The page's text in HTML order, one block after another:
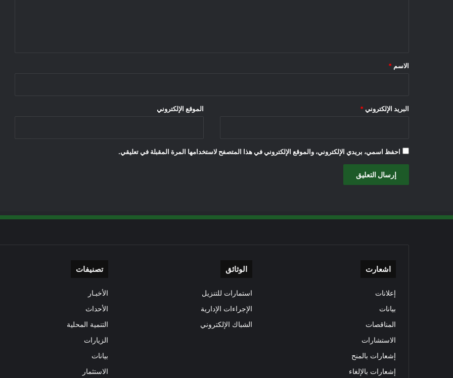
*
الاسم *
البريد الإلكتروني * الموقع الإلكتروني
احفظ اسمي، بريدي الإلكتروني، والموقع الإلكتروني في هذا المتصفح لاستخدامها المرة المقبلة في تعليقي.
اشعارت
إعلانات
بيانات
المناقصات
الاستشارات
إشعارات بالمنح
إشعارات بالإلغاء
الوثائق
استمارات للتنزيل
الإجراءات الإدارية
الشباك الإلكتروني
تصنيفات
الأخبـار
الأحداث
التنمية المحلية
الزيارات
بيانات
الاستثمار